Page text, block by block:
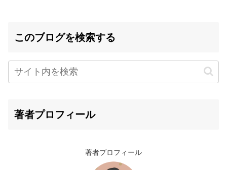
このブログを検索する
著者プロフィール
著者プロフィール